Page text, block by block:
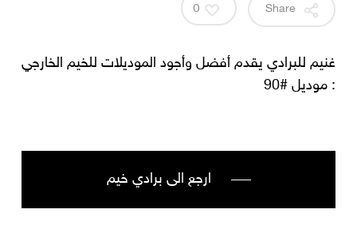
0
غنيم للبرادي يقدم أفضل وأجود الموديلات للخيم الخارجي
: موديل #90
ارجع الى برادي خيم